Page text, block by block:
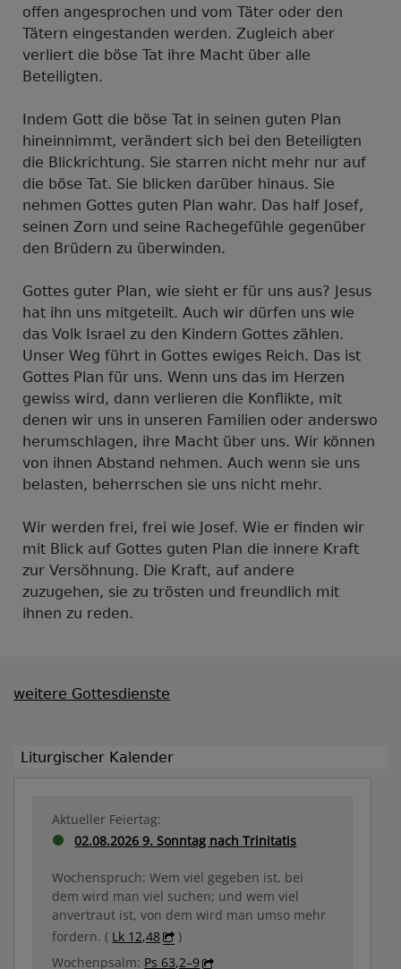
offen angesprochen und vom Täter oder den
Tätern eingestanden werden. Zugleich aber
verliert die böse Tat ihre Macht über alle
Beteiligten.
Indem Gott die böse Tat in seinen guten Plan
hineinnimmt, verändert sich bei den Beteiligten
die Blickrichtung. Sie starren nicht mehr nur auf
die böse Tat. Sie blicken darüber hinaus. Sie
nehmen Gottes guten Plan wahr. Das half Josef,
seinen Zorn und seine Rachegefühle gegenüber
den Brüdern zu überwinden.
Gottes guter Plan, wie sieht er für uns aus? Jesus
hat ihn uns mitgeteilt. Auch wir dürfen uns wie
das Volk Israel zu den Kindern Gottes zählen.
Unser Weg führt in Gottes ewiges Reich. Das ist
Gottes Plan für uns. Wenn uns das im Herzen
gewiss wird, dann verlieren die Konflikte, mit
denen wir uns in unseren Familien oder anderswo
herumschlagen, ihre Macht über uns. Wir können
von ihnen Abstand nehmen. Auch wenn sie uns
belasten, beherrschen sie uns nicht mehr.
Wir werden frei, frei wie Josef. Wie er finden wir
mit Blick auf Gottes guten Plan die innere Kraft
zur Versöhnung. Die Kraft, auf andere
zuzugehen, sie zu trösten und freundlich mit
ihnen zu reden.
weitere Gottesdienste
Liturgischer Kalender
Aktueller Feiertag:
02.08.2026 9. Sonntag nach Trinitatis
Wochenspruch: Wem viel gegeben ist, bei
dem wird man viel suchen; und wem viel
anvertraut ist, von dem wird man umso mehr
fordern. ( Lk 12,48
)
Wochenpsalm: Ps 63,2–9